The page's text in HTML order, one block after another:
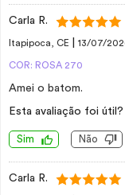
Carla R.
Itapipoca, CE 13/07/
COR: ROSA 270
Amei o batom.
Esta avaliação foi útil?
Sim Não
Carla R.